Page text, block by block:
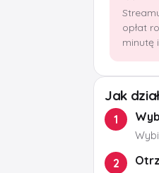
opłat
minutę
Jak
1
2